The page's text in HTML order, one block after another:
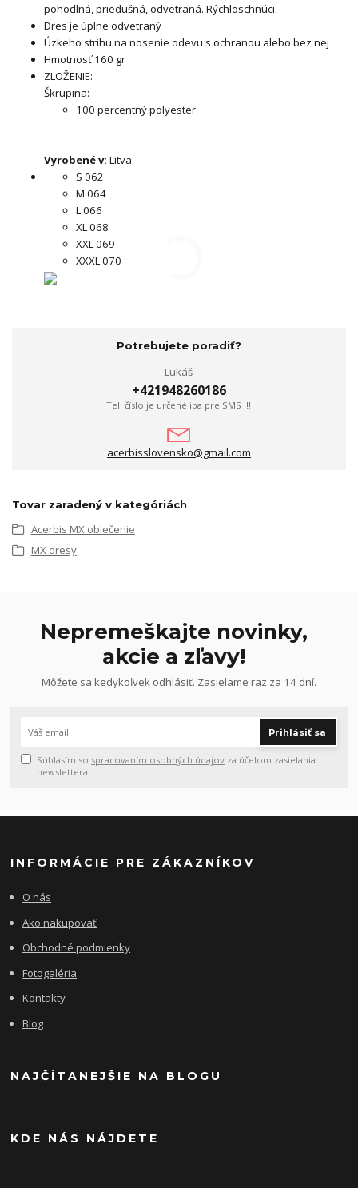
pohodlná, priedušná, odvetraná. Rýchloschnúci.
Dres je úplne odvetraný
Úzkeho strihu na nosenie odevu s ochranou alebo bez nej
Hmotnosť 160 gr
ZLOŽENIE:
Škrupina:
100 percentný polyester
Vyrobené v: Litva
S 062
M 064
L 066
XL 068
XXL 069
XXXL 070
Potrebujete poradiť?
Lukáš
+421948260186
Tel. číslo je určené iba pre SMS !!!
acerbisslovensko@gmail.com
Tovar zaradený v kategóriách
Acerbis MX oblečenie
MX dresy
Nepremeškajte novinky,
akcie a zľavy!
Môžete sa kedykoľvek odhlásiť. Zasielame raz za 14 dní.
Prihlásiť sa
Súhlasím so spracovaním osobných údajov za účelom zasielania
newslettera.
INFORMÁCIE PRE ZÁKAZNÍKOV
O nás
Ako nakupovať
Obchodné podmienky
Fotogaléria
Kontakty
Blog
NAJČÍTANEJŠIE NA BLOGU
KDE NÁS NÁJDETE